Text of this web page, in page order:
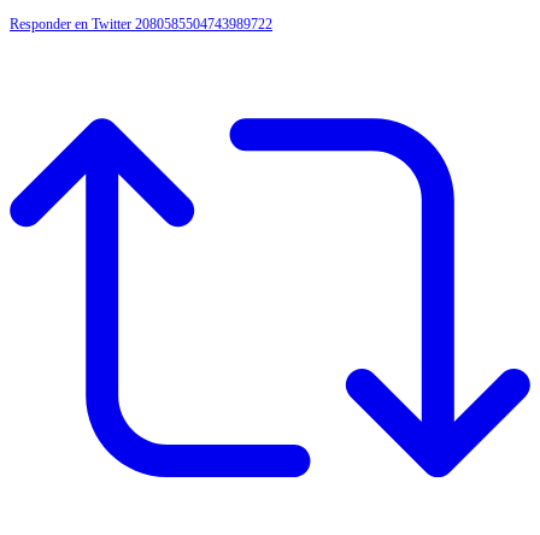
Responder en Twitter 2080585504743989722